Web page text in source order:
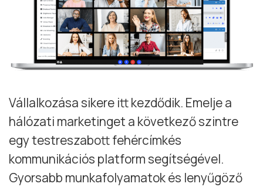
Vállalkozása sikere itt kezdődik. Emelje a
hálózati marketinget a következő szintre
egy testreszabott fehércímkés
kommunikációs platform segítségével.
Gyorsabb munkafolyamatok és lenyűgöző